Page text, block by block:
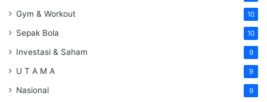
Gym & Workout 10
Sepak Bola 10
Investasi & Saham 9
U T A M A 9
Nasional 9